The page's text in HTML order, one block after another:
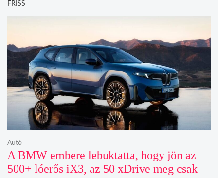
FRISS
A BMW embere lebuktatta, hogy jön az
500+ lóerős iX3, az 50 xDrive meg csak
Autó